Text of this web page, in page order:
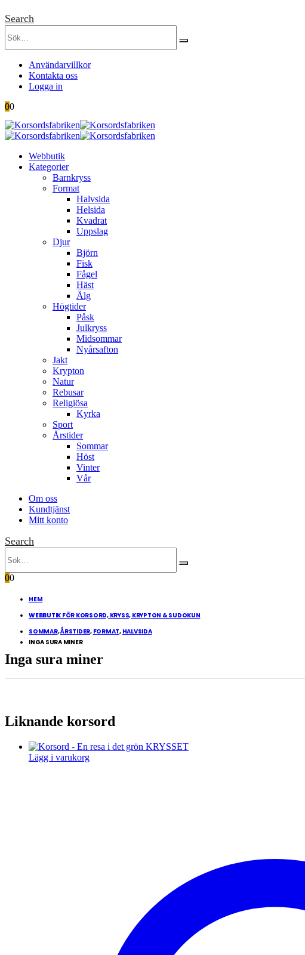
Search
Användarvillkor
Kontakta oss
Logga in
00
Webbutik
Kategorier
Barnkryss
Format
Halvsida
Helsida
Kvadrat
Uppslag
Djur
Björn
Fisk
Fågel
Häst
Älg
Högtider
Påsk
Julkryss
Midsommar
Nyårsafton
Jakt
Krypton
Natur
Rebusar
Religiösa
Kyrka
Sport
Årstider
Sommar
Höst
Vinter
Vår
Om oss
Kundtjänst
Mitt konto
Search
00
HEM
WEBBUTIK FÖR KORSORD, KRYSS, KRYPTON & SUDOKUN
SOMMAR,ÅRSTIDER, FORMAT, HALVSIDA
INGA SURA MINER
Inga sura miner
Liknande korsord
Lägg i varukorg